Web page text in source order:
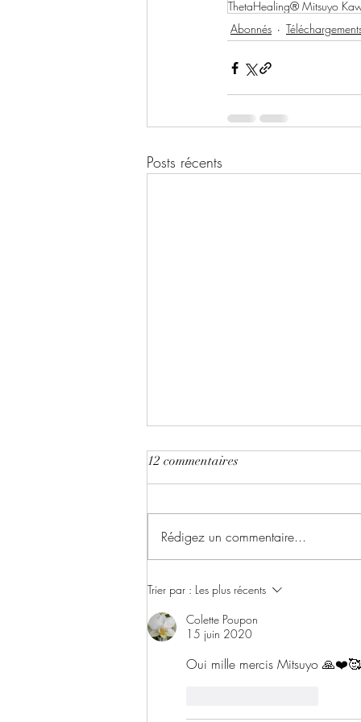
ThetaHealing® Mitsuyo
Abonnés
Posts récents
✨ Le Basculement !
12 commentaires
Rédigez un commentaire...
Trier par : Les plus récents
Colette Poupon
15 juin 2020
Oui mille mercis Mitsuyo 🙏❤️🥰